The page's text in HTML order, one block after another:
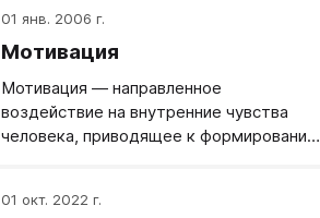
01 янв. 2006 г.
Мотивация
Мотивация — направленное
воздействие на внутренние чувства
человека, приводящее к формированию
01 окт. 2022 г.